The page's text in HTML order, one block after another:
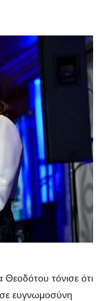
τόνισε ότι
ευγνωμοσύνη